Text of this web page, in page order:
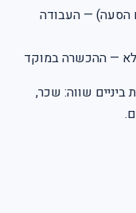
הסעה) — העבודה
שווה: שכר,